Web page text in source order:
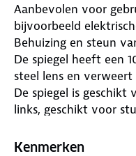
Aanbevolen voor
bijvoorbeeld
Behuizing en steun
De spiegel heeft een
steel lens en
De spiegel is
links, geschikt voor
Diameter spiegel 65mm
Kenmerken